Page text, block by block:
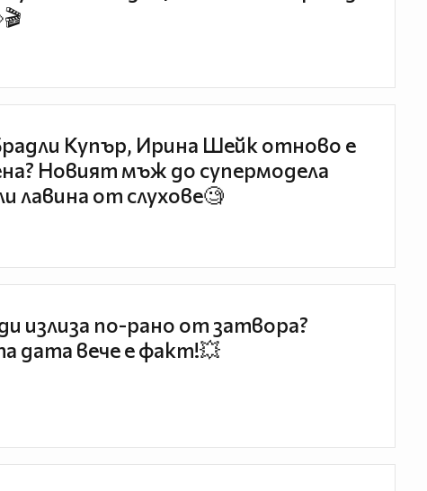
Купър, Ирина Шейк отново е
Новият мъж до супермодела
лавина от слухове🧐
излиза по-рано от затвора?
дата вече е факт!💥